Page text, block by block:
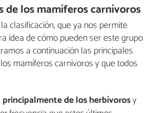
de los mamíferos carnívoros
clasificación, que ya nos permite
idea de cómo pueden ser este grupo
a continuación las principales
mamíferos carnívoros y que todos
de los herbívorosy